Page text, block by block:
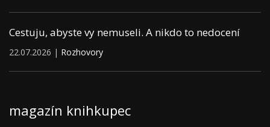
Cestuju, abyste vy nemuseli. A nikdo to nedocení
22.07.2026 | Rozhovory
magazín knihkupec